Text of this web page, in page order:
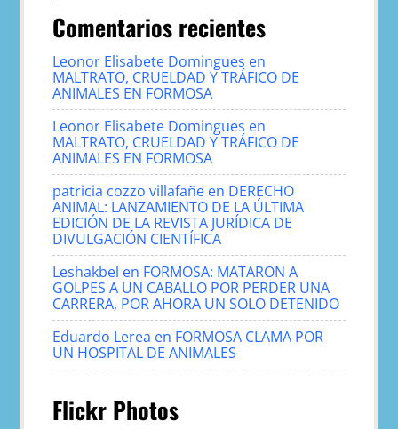
Comentarios recientes
Leonor Elisabete Domingues en
MALTRATO, CRUELDAD Y TRÁFICO DE
ANIMALES EN FORMOSA
Leonor Elisabete Domingues en
MALTRATO, CRUELDAD Y TRÁFICO DE
ANIMALES EN FORMOSA
patricia cozzo villafañe en DERECHO
ANIMAL: LANZAMIENTO DE LA ÚLTIMA
EDICIÓN DE LA REVISTA JURÍDICA DE
DIVULGACIÓN CIENTÍFICA
Leshakbel en FORMOSA: MATARON A
GOLPES A UN CABALLO POR PERDER UNA
CARRERA, POR AHORA UN SOLO DETENIDO
Eduardo Lerea en FORMOSA CLAMA POR
UN HOSPITAL DE ANIMALES
Flickr Photos